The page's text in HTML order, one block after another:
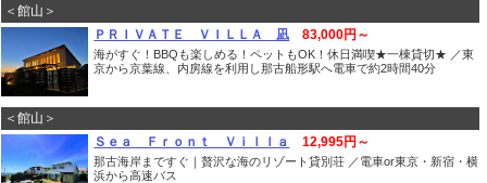
＜館山＞
ＰＲＩＶＡＴＥ ＶＩＬＬＡ 凪
83,000円～
海がすぐ！BBQも楽しめる！ペットもOK！休日満喫★一棟貸切★ ／東
京から京葉線、内房線を利用し那古船形駅へ電車で約2時間40分
＜館山＞
Ｓｅａ Ｆｒｏｎｔ Ｖｉｌｌａ
12,995円～
那古海岸まですぐ｜贅沢な海のリゾート貸別荘 ／電車or東京・新宿・横
浜から高速バス